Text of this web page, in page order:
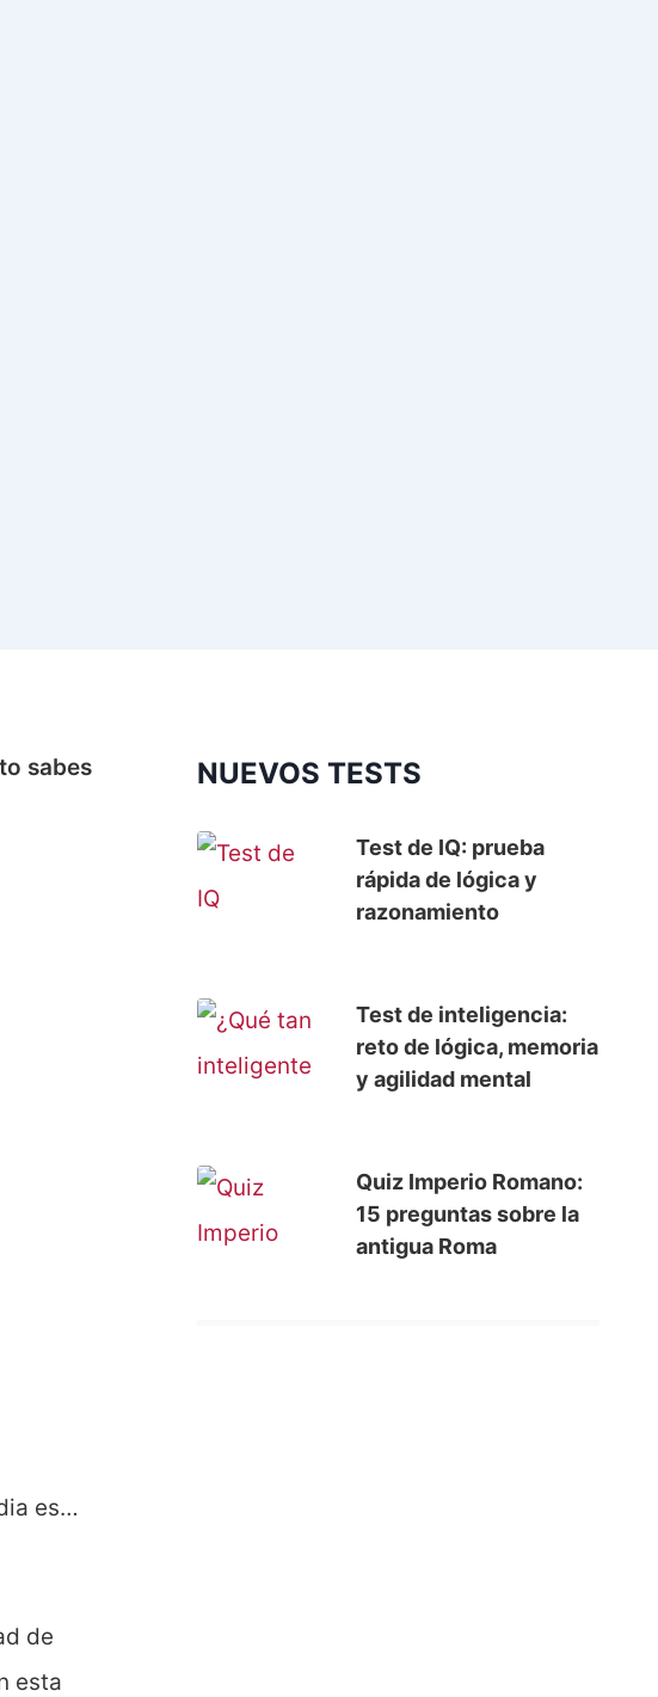
sabes
es…
de
esta
NUEVOS TESTS
Test de IQ: prueba
rápida de lógica y
razonamiento
Test de inteligencia:
reto de lógica, memoria
y agilidad mental
Quiz Imperio Romano:
15 preguntas sobre la
antigua Roma